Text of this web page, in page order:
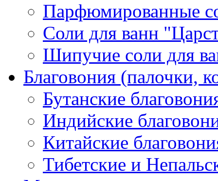
Парфюмированные
Соли для ванн
Шипучие соли для
Благовония (палочки,
Бутанские
Индийские
Китайские
Тибетские и